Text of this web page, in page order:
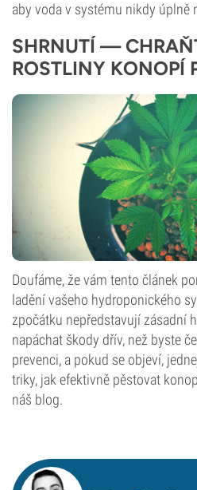
aby voda v systému nikdy úplně
SHRNUTÍ —
ROSTLINY KONOPÍ
Doufáme, že vám tento článek
ladění vašeho hydroponického
zpočátku nepředstavují zásadní
napáchat škody dřív, než byste
prevenci, a pokud se objeví,
triky, jak efektivně pěstovat
náš blog.